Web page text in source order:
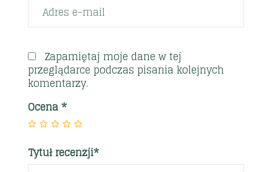
Zapamiętaj moje dane w tej
przeglądarce podczas pisania kolejnych
komentarzy.
Ocena*
Tytuł recenzji*